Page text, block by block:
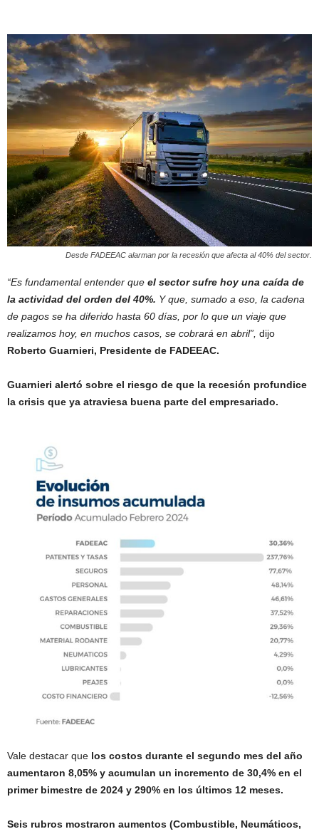
Desde FADEEAC alarman por la recesión que afecta al 40% del sector.
“Es fundamental entender que el sector sufre hoy una caída de
la actividad del orden del 40%. Y que, sumado a eso, la cadena
de pagos se ha diferido hasta 60 días, por lo que un viaje que
realizamos hoy, en muchos casos, se cobrará en abril”, dijo
Roberto Guarnieri, Presidente de FADEEAC.
Guarnieri alertó sobre el riesgo de que la recesión profundice
la crisis que ya atraviesa buena parte del empresariado.
Vale destacar que los costos durante el segundo mes del año
aumentaron 8,05% y acumulan un incremento de 30,4% en el
primer bimestre de 2024 y 290% en los últimos 12 meses.
Seis rubros mostraron aumentos (Combustible, Neumáticos,